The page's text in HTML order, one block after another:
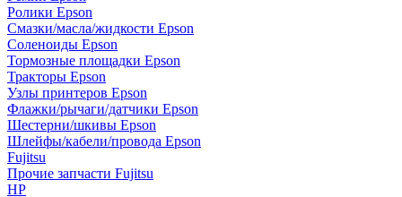
Ролики Epson
Смазки/масла/жидкости Epson
Соленоиды Epson
Тормозные площадки Epson
Тракторы Epson
Узлы принтеров Epson
Флажки/рычаги/датчики Epson
Шестерни/шкивы Epson
Шлейфы/кабели/провода Epson
Fujitsu
Прочие запчасти Fujitsu
HP